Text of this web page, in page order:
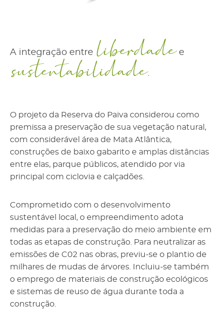
A integração entre e
.
O projeto da Reserva do Paiva considerou como
premissa a preservação de sua vegetação natural,
com considerável área de Mata Atlântica,
construções de baixo gabarito e amplas distâncias
entre elas, parque públicos, atendido por via
principal com ciclovia e calçadões.
Comprometido com o desenvolvimento
sustentável local, o empreendimento adota
medidas para a preservação do meio ambiente em
todas as etapas de construção. Para neutralizar as
emissões de C02 nas obras, previu-se o plantio de
milhares de mudas de árvores. Incluiu-se também
o emprego de materiais de construção ecológicos
e sistemas de reuso de água durante toda a
construção.